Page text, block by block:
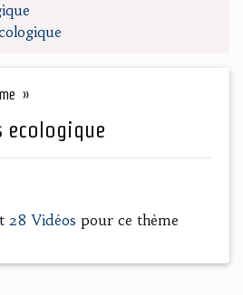
»
ecologique
28 Vidéos pour ce thème